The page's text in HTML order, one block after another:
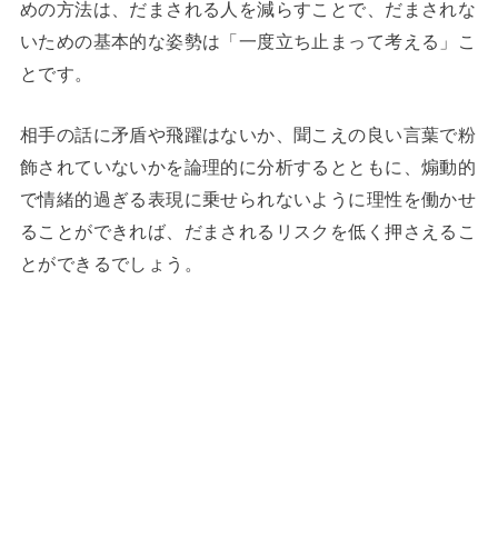
めの方法は、だまされる人を減らすことで、だまされな
いための基本的な姿勢は「一度立ち止まって考える」こ
とです。
相手の話に矛盾や飛躍はないか、聞こえの良い言葉で粉
飾されていないかを論理的に分析するとともに、煽動的
で情緒的過ぎる表現に乗せられないように理性を働かせ
ることができれば、だまされるリスクを低く押さえるこ
とができるでしょう。